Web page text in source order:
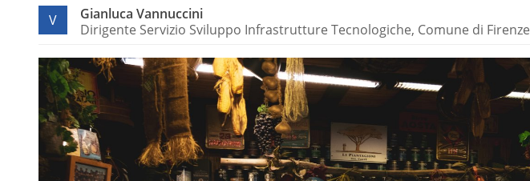
V
Gianluca Vannuccini
Dirigente Servizio Sviluppo Infrastrutture Tecnologiche, Comune di Firenze